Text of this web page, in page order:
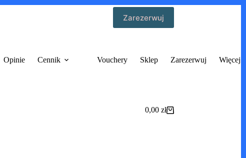
Zarezerwuj
Opinie Cennik Vouchery Sklep Zarezerwuj Więcej
Koszyk
0,00 zł